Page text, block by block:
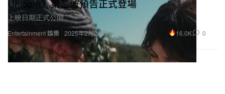
Entertainment 娛樂
Unicorn》第二波預告正式登場
上映日期正式公開。
2025年2月28日 16.0K 0